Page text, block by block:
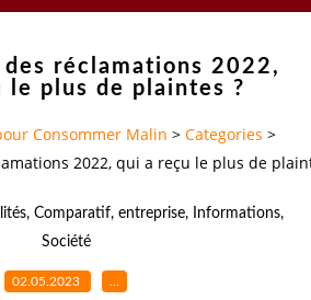
réclamations 2022,
le plus de plaintes ?
Consommer Malin > Categories >
2022, qui a reçu le plus de
, Comparatif, entreprise, Informations,
Société
02.05.2023 …